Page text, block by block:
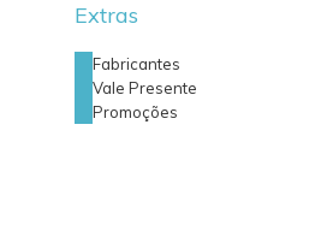
Extras
Fabricantes
Vale Presente
Promoções